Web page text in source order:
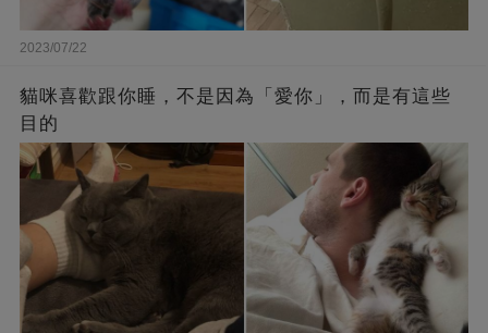
2023/07/22
貓咪喜歡跟你睡，不是因為「愛你」，而是有這些
目的